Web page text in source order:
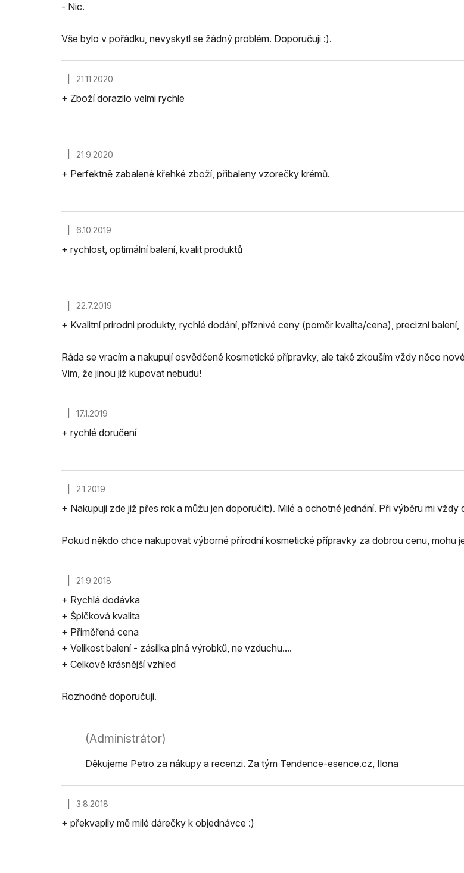
- Nic.
Vše bylo v pořádku, nevyskytl se žádný problém. Doporučuji :).
Hodnocení obchodu je 5 z 5 hvězdiček.
21.11.2020
+ Zboží dorazilo velmi rychle
Hodnocení obchodu je 5 z 5 hvězdiček.
21.9.2020
+ Perfektně zabalené křehké zboží, přibaleny vzorečky krémů.
Hodnocení obchodu je 5 z 5 hvězdiček.
6.10.2019
+ rychlost, optimální balení, kvalit produktů
Hodnocení obchodu je 5 z 5 hvězdiček.
22.7.2019
+ Kvalitní prirodni produkty, rychlé dodání, příznivé ceny (poměr kvalita/cena), precizní balení,
Ráda se vracím a nakupují osvědčené kosmetické přípravky, ale také zkouším vždy něco
Vim, že jinou již kupovat nebudu!
Hodnocení obchodu je 5 z 5 hvězdiček.
17.1.2019
+ rychlé doručení
Hodnocení obchodu je 5 z 5 hvězdiček.
2.1.2019
+ Nakupuji zde již přes rok a můžu jen doporučit:). Milé a ochotné jednání. Při výběru mi
Pokud někdo chce nakupovat výborné přírodní kosmetické přípravky za dobrou cenu, mohu
Hodnocení obchodu je 5 z 5 hvězdiček.
21.9.2018
+ Rychlá dodávka
+ Špičková kvalita
+ Přiměřená cena
+ Velikost balení - zásilka plná výrobků, ne vzduchu....
+ Celkově krásnější vzhled
Rozhodně doporučuji.
(Administrátor)
Děkujeme Petro za nákupy a recenzi. Za tým Tendence-esence.cz, Ilona
Hodnocení obchodu je 5 z 5 hvězdiček.
3.8.2018
+ překvapily mě milé dárečky k objednávce :)